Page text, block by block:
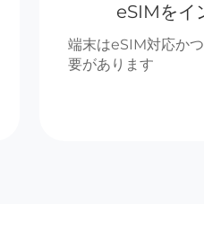
eSIMをイ
端末はeSIM対応か
要があります